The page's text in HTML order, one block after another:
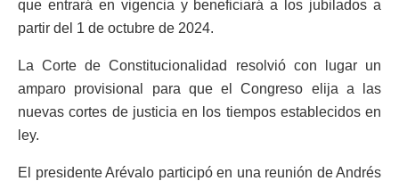
que entrará en vigencia y beneficiará a los jubilados a
partir del 1 de octubre de 2024.
La Corte de Constitucionalidad resolvió con lugar un
amparo provisional para que el Congreso elija a las
nuevas cortes de justicia en los tiempos establecidos en
ley.
El presidente Arévalo participó en una reunión de Andrés